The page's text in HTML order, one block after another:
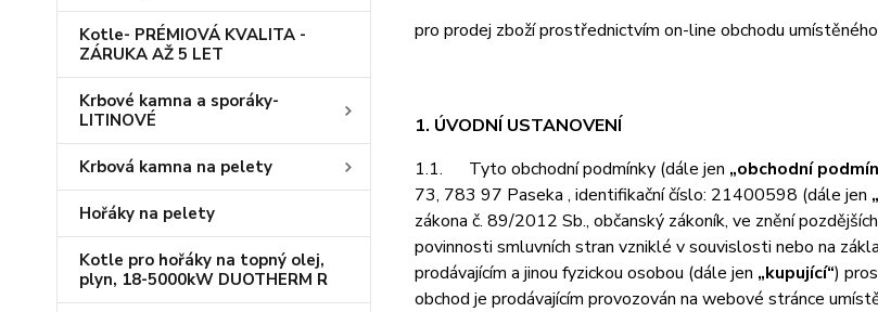
Kotle- PRÉMIOVÁ KVALITA -
ZÁRUKA AŽ 5 LET
Krbové kamna a sporáky-
LITINOVÉ
Krbová kamna na pelety
Hořáky na pelety
Kotle pro hořáky na topný olej,
plyn, 18-5000kW DUOTHERM R
pro prodej zboží prostřednictvím on-line obchodu
1. ÚVODNÍ USTANOVENÍ
1.1. Tyto obchodní podmínky (dále jen „obchodní
73, 783 97 Paseka , identifikační číslo: 21400598 (dále jen
zákona č. 89/2012 Sb., občanský zákoník, ve znění
povinnosti smluvních stran vzniklé v souvislosti nebo na
prodávajícím a jinou fyzickou osobou (dále jen „kupující“)
obchod je prodávajícím provozován na webové stránce